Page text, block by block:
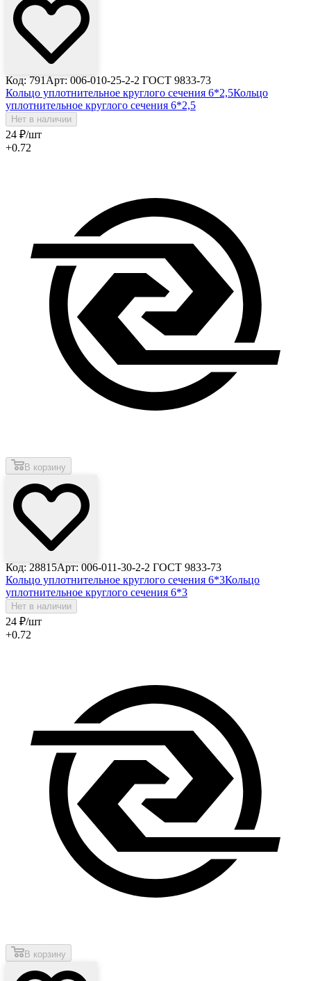
Код: 791 Арт: 006-010-25-2-2 ГОСТ 9833-73
Кольцо уплотнительное круглого сечения 6*2,5Кольцо
уплотнительное круглого сечения 6*2,5
Нет в наличии
24 ₽/шт
+0.72
В корзину
Код: 28815Арт: 006-011-30-2-2 ГОСТ 9833-73
Кольцо уплотнительное круглого сечения 6*3Кольцо
уплотнительное круглого сечения 6*3
Нет в наличии
24 ₽/шт
+0.72
В корзину